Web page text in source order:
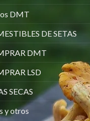
DMT
DE SETAS
DMT
LSD
SECAS
y otros